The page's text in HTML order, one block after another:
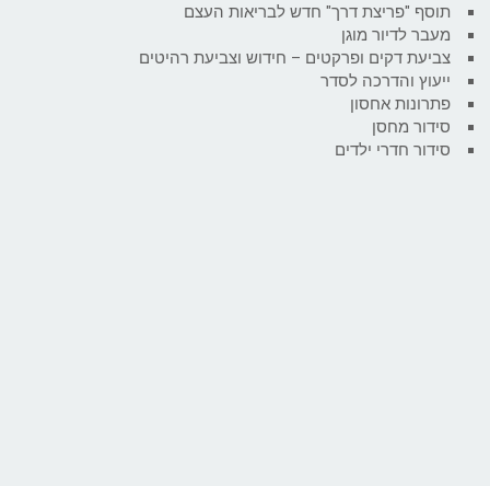
תוסף "פריצת דרך" חדש לבריאות העצם
מעבר לדיור מוגן
צביעת דקים ופרקטים – חידוש וצביעת רהיטים
ייעוץ והדרכה לסדר
פתרונות אחסון
סידור מחסן
סידור חדרי ילדים